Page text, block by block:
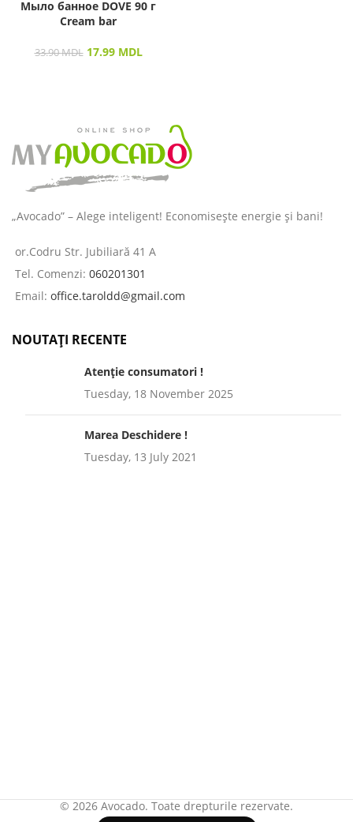
Мыло банное DOVE 90 г
Cream bar
33.90MDL 17.99 MDL
„Avocado” – Alege inteligent! Economisește energie și bani!
or.Codru Str. Jubiliară 41 A
Tel. Comenzi: 060201301
Email: office.taroldd@gmail.com
NOUTAȚI RECENTE
Atenție consumatori !
Tuesday, 18 November 2025
Marea Deschidere !
Tuesday, 13 July 2021
© 2026 Avocado. Toate drepturile rezervate.